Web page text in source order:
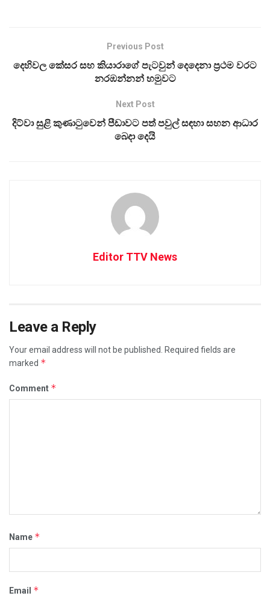
Previous Post
දෙහිවල කේසර සහ කියාරාගේ පැටවුන් දෙදෙනා ප්‍රථම වරට
නරඹන්නන් හමුවට
Next Post
දිට්වා සුළි කුණාටුවෙන් පීඩාවට පත් පවුල් සඳහා සහන ආධාර
බෙදා දෙයි
Editor TTV News
Leave a Reply
Your email address will not be published.
Required fields are
marked *
Comment *
Name *
Email *